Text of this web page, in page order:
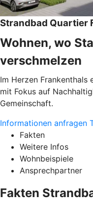
Strandbad Quartier
Wohnen, wo
verschmelzen
Im Herzen Frankenthals
mit Fokus auf
Gemeinschaft.
Informationen anfragen
Fakten
Weitere Infos
Wohnbeispiele
Ansprechpartner
Fakten